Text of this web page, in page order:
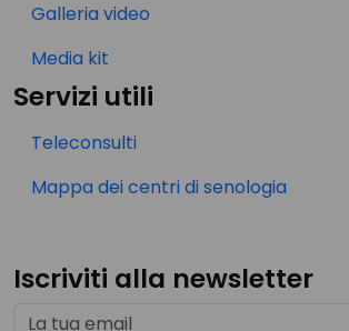
Galleria video
Media kit
Servizi utili
Teleconsulti
Mappa dei centri di senologia
Iscriviti alla newsletter